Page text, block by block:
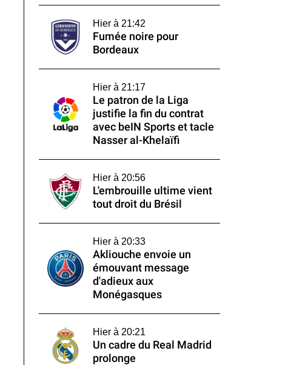
Hier à 21:42
Fumée noire pour
Bordeaux
Hier à 21:17
Le patron de la Liga
justifie la fin du contrat
avec beIN Sports et tacle
Nasser al-Khelaïfi
Hier à 20:56
L'embrouille ultime vient
tout droit du Brésil
Hier à 20:33
Akliouche envoie un
émouvant message
d'adieux aux
Monégasques
Hier à 20:21
Un cadre du Real Madrid
prolonge